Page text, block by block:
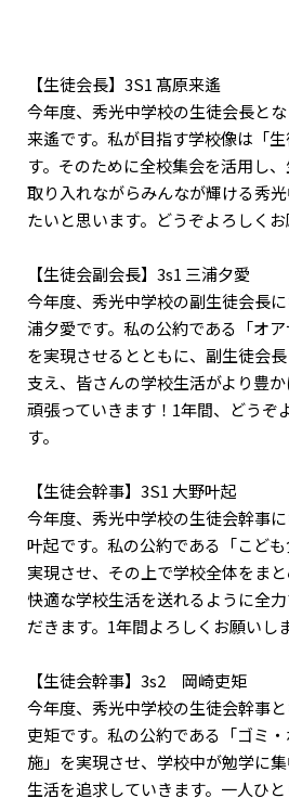
【生徒会長】3S1 髙原来遙
今年度、秀光中学校の生徒会長と
来遙です。私が目指す学校像は「
す。そのために全校集会を活用し
取り入れながらみんなが輝ける秀
たいと思います。どうぞよろしくお
【生徒会副会長】3s1 三浦夕愛
今年度、秀光中学校の副生徒会長
浦夕愛です。私の公約である「オ
を実現させるとともに、副生徒会
支え、皆さんの学校生活がより豊
頑張っていきます！1年間、どうぞ
す。
【生徒会幹事】3S1 大野叶起
今年度、秀光中学校の生徒会幹事
叶起です。私の公約である「こど
実現させ、その上で学校全体をま
快適な学校生活を送れるように全
だきます。1年間よろしくお願いし
【生徒会幹事】3s2 岡崎吏矩
今年度、秀光中学校の生徒会幹事
吏矩です。私の公約である「ゴミ
施」を実現させ、学校中が勉学に
生活を追求していきます。一人ひ